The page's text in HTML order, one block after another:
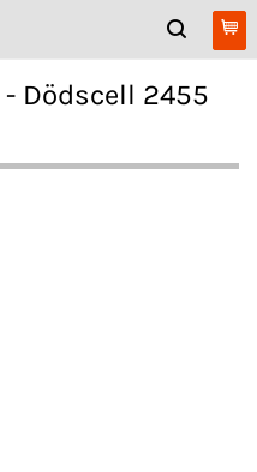
- Dödscell 2455